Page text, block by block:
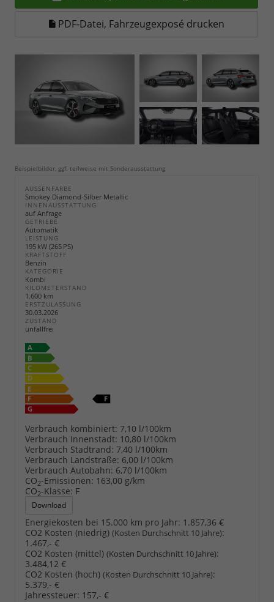
PDF-Datei, Fahrzeugexposé drucken
Beispielbilder, ggf. teilweise mit Sonderausstattung
AUSSENFARBE
Smokey Diamond-Silber Metallic
INNENAUSSTATTUNG
auf Anfrage
GETRIEBE
Automatik
LEISTUNG
195 kW (265 PS)
KRAFTSTOFF
Benzin
KATEGORIE
Kombi
KILOMETERSTAND
1.600 km
ERSTZULASSUNG
30.03.2026
ZUSTAND
unfallfrei
Verbrauch kombiniert: 7,10 l/100km
Verbrauch Innenstadt: 10,80 l/100km
Verbrauch Stadtrand: 7,40 l/100km
Verbrauch Landstraße: 6,00 l/100km
Verbrauch Autobahn: 6,70 l/100km
CO2-Emissionen: 163,00 g/km
CO2-Klasse: F
Download
Energiekosten bei 15.000 km pro Jahr: 1.857,36 €
CO2 Kosten (niedrig) (Kosten Durchschnitt 10 Jahre):
1.467,- €
CO2 Kosten (mittel) (Kosten Durchschnitt 10 Jahre):
3.484,12 €
CO2 Kosten (hoch) (Kosten Durchschnitt 10 Jahre):
5.379,- €
Jahressteuer: 157,- €